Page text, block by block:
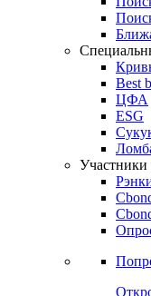
Облигации
Поиски
Best
ЦФА
ESG